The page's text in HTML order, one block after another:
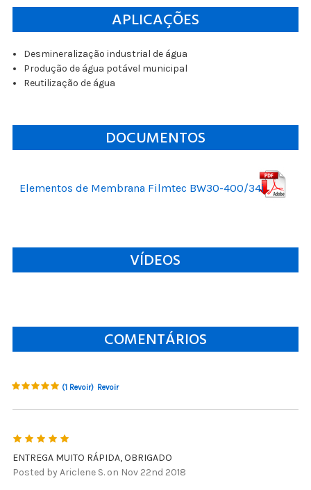
APLICAÇÕES
Desmineralização industrial de água
Produção de água potável municipal
Reutilização de água
DOCUMENTOS
Elementos de Membrana Filmtec BW30-400/34i
VÍDEOS
COMENTÁRIOS
(1 Revoir) Revoir
ENTREGA MUITO RÁPIDA, OBRIGADO
Posted by Ariclene S. on Nov 22nd 2018